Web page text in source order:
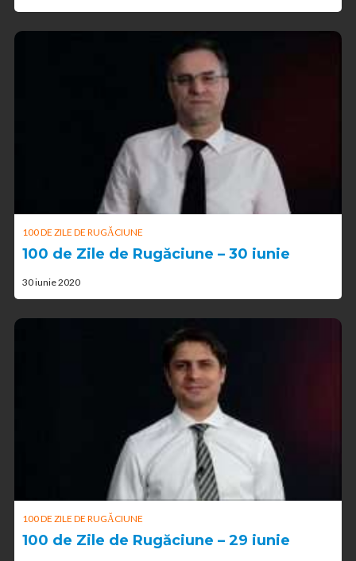
100 DE ZILE DE RUGĂCIUNE
100 de Zile de Rugăciune – 30 iunie
30 iunie 2020
100 DE ZILE DE RUGĂCIUNE
100 de Zile de Rugăciune – 29 iunie